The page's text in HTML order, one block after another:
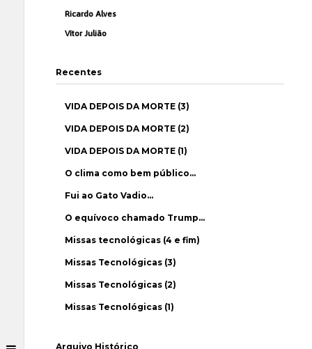
Ricardo Alves
Vítor Julião
Recentes
VIDA DEPOIS DA MORTE (3)
VIDA DEPOIS DA MORTE (2)
VIDA DEPOIS DA MORTE (1)
O clima como bem público…
Fui ao Gato Vadio…
O equívoco chamado Trump…
Missas tecnológicas (4 e fim)
Missas Tecnológicas (3)
Missas Tecnológicas (2)
Missas Tecnológicas (1)
Arquivo Histórico